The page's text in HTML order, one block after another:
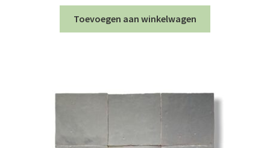
Toevoegen aan winkelwagen